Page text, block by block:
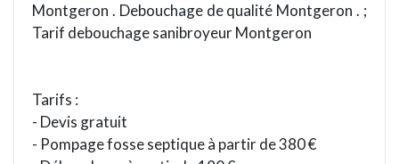
Montgeron . Debouchage de qualité Montgeron . ;
Tarif debouchage sanibroyeur Montgeron
Tarifs :
- Devis gratuit
- Pompage fosse septique à partir de 380 €